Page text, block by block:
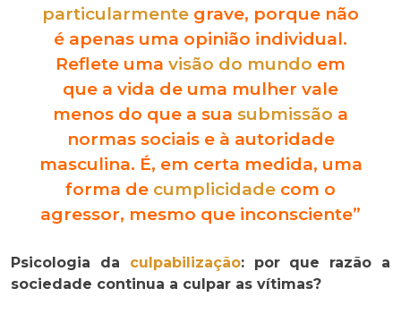
particularmente grave, porque não
é apenas uma opinião individual.
Reflete uma visão do mundo em
que a vida de uma mulher vale
menos do que a sua submissão a
normas sociais e à autoridade
masculina. É, em certa medida, uma
forma de cumplicidade com o
agressor, mesmo que inconsciente”
Psicologia da culpabilização: por que razão a
sociedade continua a culpar as vítimas?